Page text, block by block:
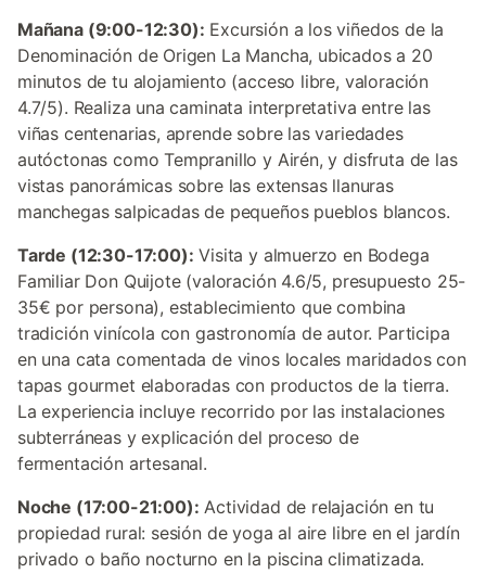
Mañana (9:00-12:30): Excursión a los viñedos de la
Denominación de Origen La Mancha, ubicados a 20
minutos de tu alojamiento (acceso libre, valoración
4.7/5). Realiza una caminata interpretativa entre las
viñas centenarias, aprende sobre las variedades
autóctonas como Tempranillo y Airén, y disfruta de las
vistas panorámicas sobre las extensas llanuras
manchegas salpicadas de pequeños pueblos blancos.
Tarde (12:30-17:00): Visita y almuerzo en Bodega
Familiar Don Quijote (valoración 4.6/5, presupuesto 25-
35€ por persona), establecimiento que combina
tradición vinícola con gastronomía de autor. Participa
en una cata comentada de vinos locales maridados con
tapas gourmet elaboradas con productos de la tierra.
La experiencia incluye recorrido por las instalaciones
subterráneas y explicación del proceso de
fermentación artesanal.
Noche (17:00-21:00): Actividad de relajación en tu
propiedad rural: sesión de yoga al aire libre en el jardín
privado o baño nocturno en la piscina climatizada.